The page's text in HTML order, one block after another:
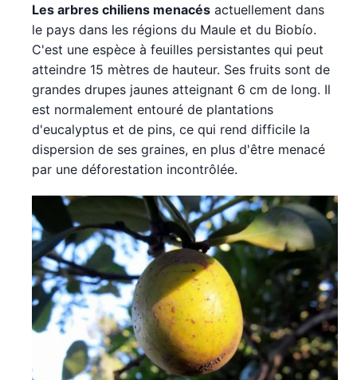
Les arbres chiliens menacés actuellement dans
le pays dans les régions du Maule et du Biobío.
C'est une espèce à feuilles persistantes qui peut
atteindre 15 mètres de hauteur. Ses fruits sont de
grandes drupes jaunes atteignant 6 cm de long. Il
est normalement entouré de plantations
d'eucalyptus et de pins, ce qui rend difficile la
dispersion de ses graines, en plus d'être menacé
par une déforestation incontrôlée.